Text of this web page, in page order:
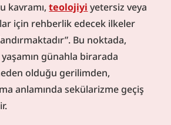
kavramı, teolojiyi yetersiz veya
için rehberlik edecek ilkeler
Bu noktada,
günahla birarada
olduğu gerilimden,
anlamında sekülarizme geçiş